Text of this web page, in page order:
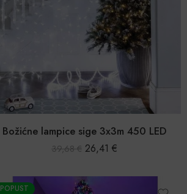
Božićne lampice sige 3x3m 450 LED
39,68€ 26,41 €
POPUST